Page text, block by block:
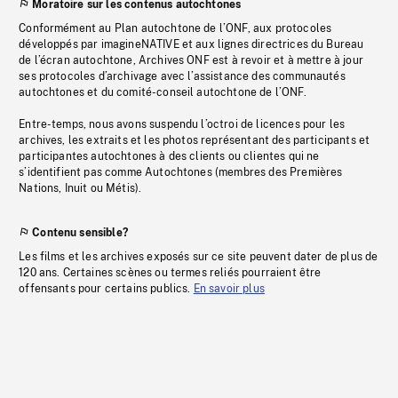
Moratoire sur les contenus autochtones
Conformément au Plan autochtone de l’ONF, aux protocoles
développés par imagineNATIVE et aux lignes directrices du Bureau
de l’écran autochtone, Archives ONF est à revoir et à mettre à jour
ses protocoles d’archivage avec l’assistance des communautés
autochtones et du comité-conseil autochtone de l’ONF.
Entre-temps, nous avons suspendu l’octroi de licences pour les
archives, les extraits et les photos représentant des participants et
participantes autochtones à des clients ou clientes qui ne
s’identifient pas comme Autochtones (membres des Premières
Nations, Inuit ou Métis).
Contenu sensible?
Les films et les archives exposés sur ce site peuvent dater de plus de
120 ans. Certaines scènes ou termes reliés pourraient être
offensants pour certains publics. En savoir plus